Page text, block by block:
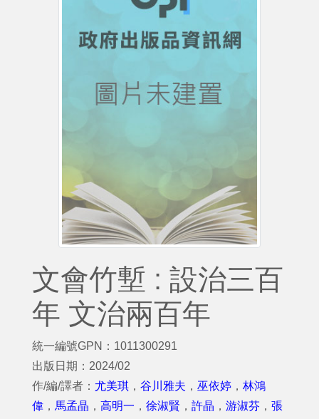
文會竹塹 : 設治三百
年 文治兩百年
統一編號GPN：1011300291
出版日期：2024/02
作/編/譯者： 尤美琪 ， 谷川雅夫 ， 巫依婷 ， 林鴻
偉 ， 馬孟晶 ， 高明一 ， 徐淑賢 ， 許晶 ， 游淑芬 ， 張